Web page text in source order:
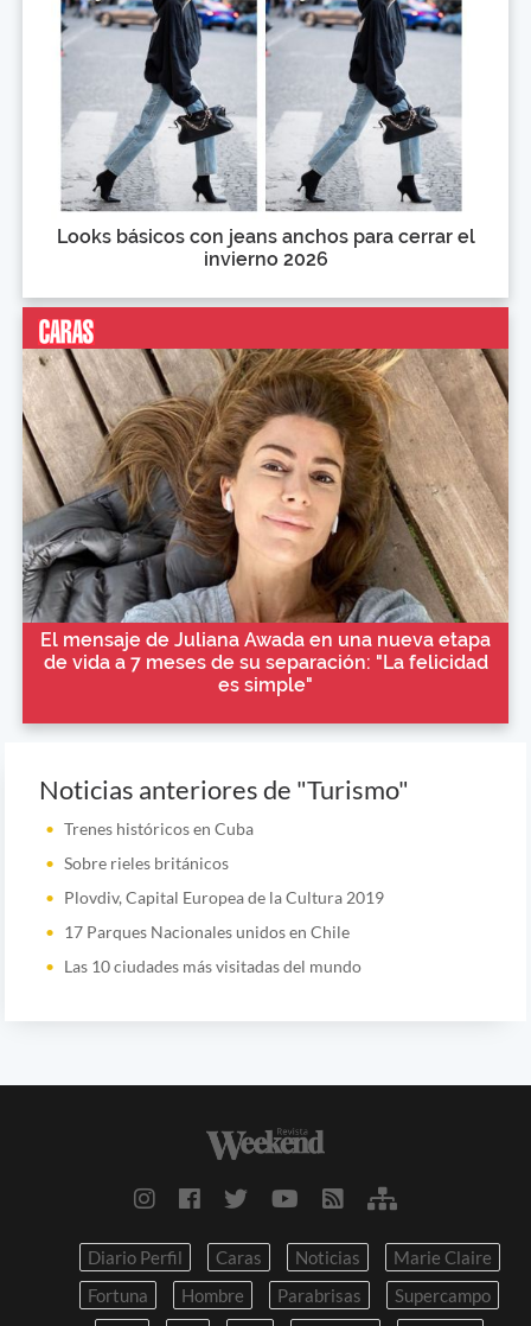
Looks básicos con jeans anchos para cerrar el
invierno 2026
El mensaje de Juliana Awada en una nueva etapa
de vida a 7 meses de su separación: "La felicidad
es simple"
Noticias anteriores de "Turismo"
Trenes históricos en Cuba
Sobre rieles británicos
Plovdiv, Capital Europea de la Cultura 2019
17 Parques Nacionales unidos en Chile
Las 10 ciudades más visitadas del mundo
Diario Perfil Caras Noticias
Marie Claire
Fortuna
Hombre Parabrisas
Supercampo